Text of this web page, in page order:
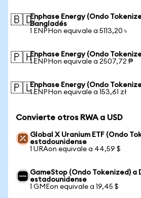
🇧🇩Enphase Energy (Ondo
Bangladés
1 ENPHon equivale a 5113,20 ৳
🇵🇭Enphase Energy (Ondo
1 ENPHon equivale a 2507,72 ₱
🇵🇱Enphase Energy (Ondo
1 ENPHon equivale a 153,61 zł
Convierte otros RWA a USD
Global X Uranium ETF (Ondo
estadounidense
1 URAon equivale a 44,59 $
GameStop (Ondo Tokenized) a
estadounidense
1 GMEon equivale a 19,45 $